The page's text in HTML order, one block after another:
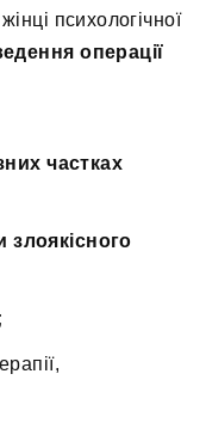
психологічної
операції
частках
злоякісного